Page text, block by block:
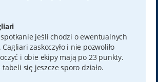
jeśli chodzi o ewentualnych
zaskoczyło i nie pozwoliło
i obie ekipy mają po 23 punkty.
się jeszcze sporo działo.